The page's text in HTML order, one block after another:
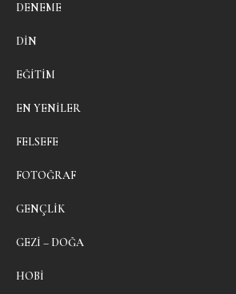
DENEME
DIN
EĞITIM
EN YENILER
FELSEFE
FOTOĞRAF
GENÇLIK
GEZI – DOĞA
HOBI